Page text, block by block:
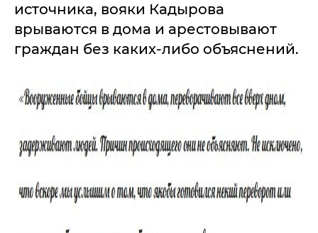
источника, вояки Кадырова
врываются в дома и арестовывают
граждан без каких-либо объяснений.